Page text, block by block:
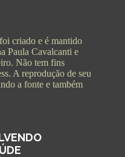
criado e é mantido
Paula Cavalcanti e
Não tem fins
A reprodução de seu
a fonte e também